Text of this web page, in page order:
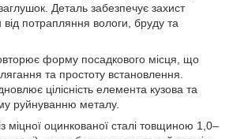
Деталь забезпечує захист
від потрапляння вологи, бруду та
форму посадкового місця, що
та простоту встановлення.
цілісність елемента кузова та
руйнуванню металу.
міцної оцинкованої сталі товщиною 1,0–